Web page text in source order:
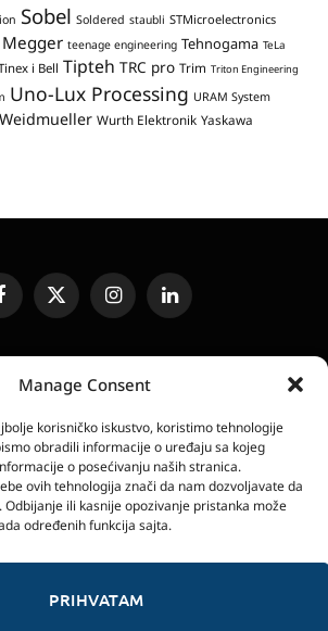
Manage Consent
korisničko iskustvo, koristimo tehnologije
obradili informacije o uređaju sa kojeg
o posećivanju naših stranica.
ovih tehnologija znači da nam dozvoljavate da
ili kasnije opozivanje pristanka može
određenih funkcija sajta.
PRIHVATAM
Sobel Soldered staubli STMicroelectronics
teenage engineering Tehnogama TeLa
i Bell Tipteh TRC pro Trim Triton Engineering
Uno-Lux Processing URAM System
Weidmueller Wurth Elektronik Yaskawa
FacebookX
(Twitter)
InstagramLinkedIn
ZA RECENZIJU
IZDANJA
POLITIKA PRIVATNOSTI
POLITIKA KOLAČIĆA
- Agencija “Gomo Design”
Glavaša 37, 26300 Vršac, Serbia
Mehatronika by Gomo Design.